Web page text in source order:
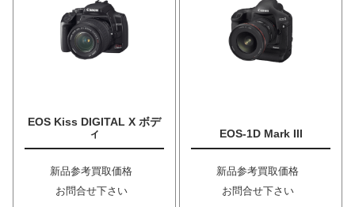
EOS Kiss DIGITAL X ボデ
ィ
新品参考買取価格
お問合せ下さい
EOS-1D Mark III
新品参考買取価格
お問合せ下さい